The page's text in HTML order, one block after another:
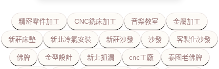
精密零件加工 CNC銑床加工 音樂教室 金屬加工
新莊床墊 新北冷氣安裝 新莊沙發 沙發 客製化沙發
佛牌 金型設計 新北抓漏 cnc工廠 泰國老佛牌